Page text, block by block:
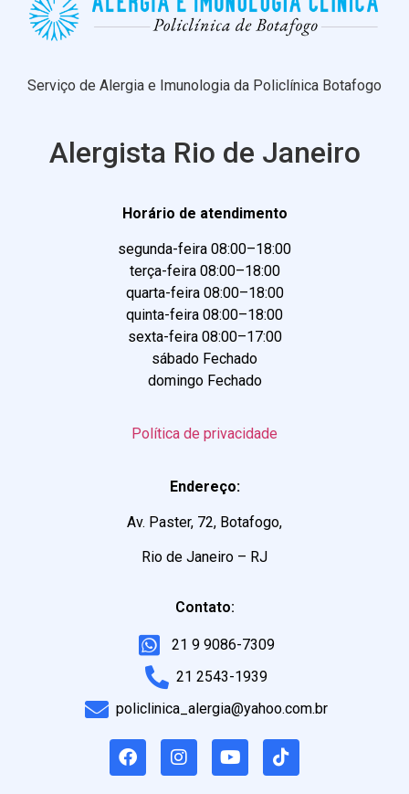
Serviço de Alergia e Imunologia da Policlínica Botafogo
Alergista Rio de Janeiro
Horário de atendimento
segunda-feira 08:00–18:00
terça-feira 08:00–18:00
quarta-feira 08:00–18:00
quinta-feira 08:00–18:00
sexta-feira 08:00–17:00
sábado Fechado
domingo Fechado
Política de privacidade
Endereço:
Av. Paster, 72, Botafogo,
Rio de Janeiro – RJ
Contato:
21 9 9086-7309
21 2543-1939
policlinica_alergia@yahoo.com.br